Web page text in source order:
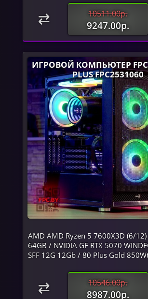
10511.00р.
9247.00р.
ИГРОВОЙ КОМПЬЮТЕР FPC
PLUS FPC2531060
AMD AMD Ryzen 5 7600X3D (6/
64GB / NVIDIA GF RTX 5070
SFF 12G 12Gb / 80 Plus Gold
10546.00р.
8987.00р.